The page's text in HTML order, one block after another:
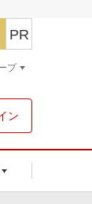
ン
PR
プ